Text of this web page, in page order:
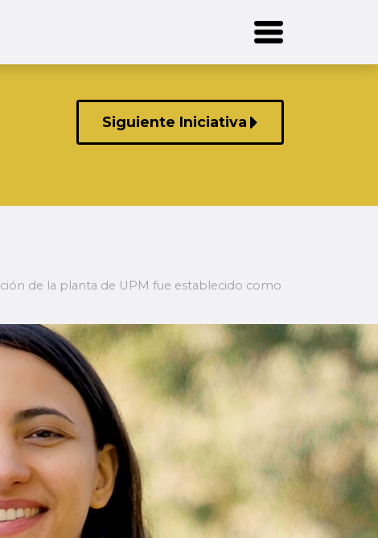
Siguiente Iniciativa
de la planta de UPM fue establecido como